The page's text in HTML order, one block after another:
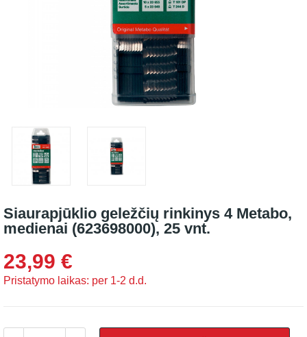
Siaurapjūklio geležčių rinkinys 4 Metabo,
medienai (623698000), 25 vnt.
23,99 €
Pristatymo laikas: per 1-2 d.d.